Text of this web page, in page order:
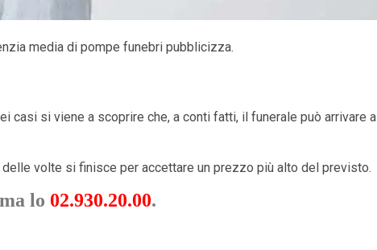
media di pompe funebri pubblicizza.
si viene a scoprire che, a conti fatti, il funerale può arrivare a
volte si finisce per accettare un prezzo più alto del previsto.
lo 02.930.20.00.